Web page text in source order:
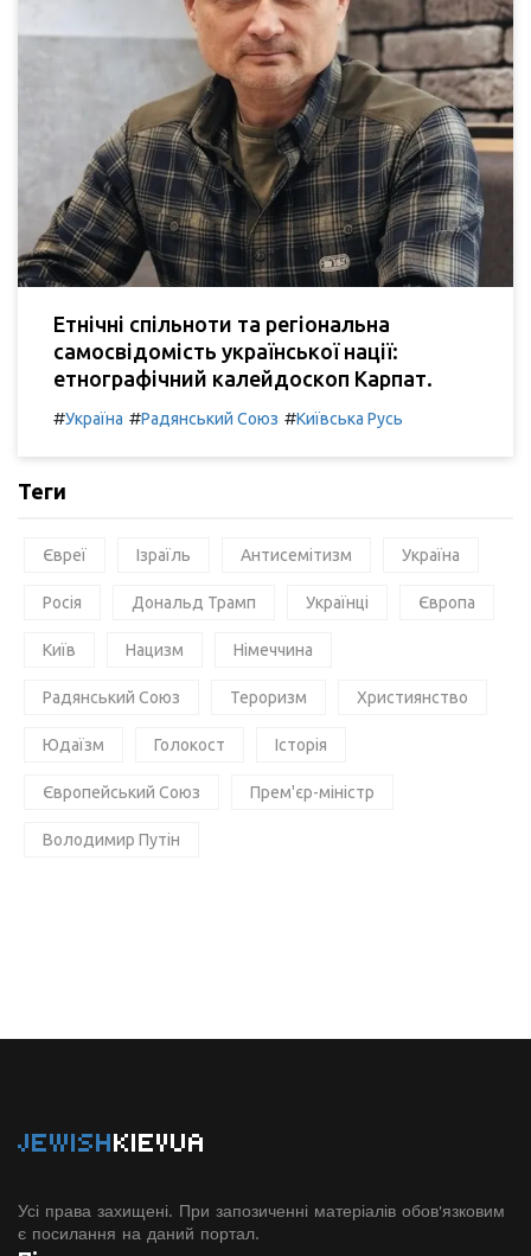
Етнічні спільноти та регіональна
самосвідомість української нації:
етнографічний калейдоскоп Карпат.
#Україна #Радянський Союз #Київська Русь
Теги
Євреї Ізраїль Антисемітизм Україна
Росія Дональд Трамп Українці Європа
Київ Нацизм Німеччина
Радянський Союз Тероризм Християнство
Юдаїзм Голокост Історія
Європейський Союз Прем'єр-міністр
Володимир Путін
JEWISHKIEVUA
Усі права захищені. При запозиченні матеріалів обов'язковим
є посилання на даний портал.